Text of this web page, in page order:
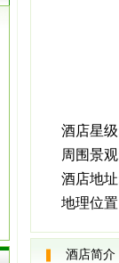
酒店星
周围景
酒店地
地理位置
酒店简介